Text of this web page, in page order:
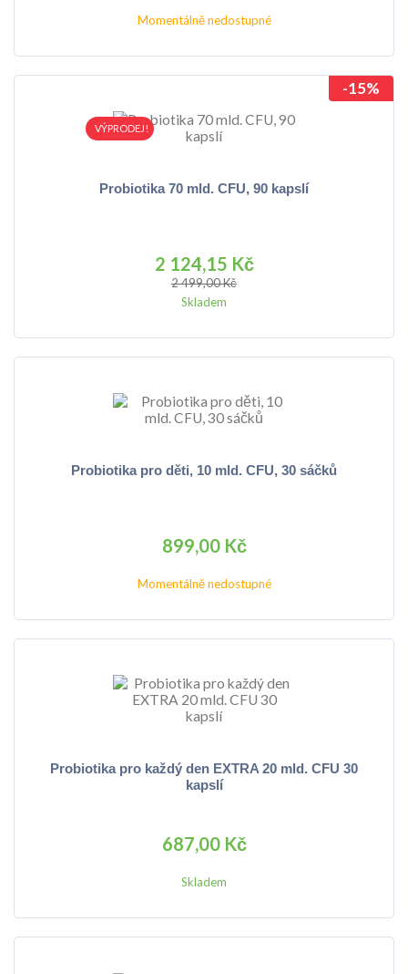
Momentálně nedostupné
VÝPRODEJ!
Probiotika 70 mld. CFU, 90 kapslí
2 124,15 Kč
2 499,00 Kč
-15%
Skladem
Probiotika pro děti, 10 mld. CFU, 30 sáčků
899,00 Kč
Momentálně nedostupné
Probiotika pro každý den EXTRA 20 mld. CFU 30
kapslí
687,00 Kč
Skladem